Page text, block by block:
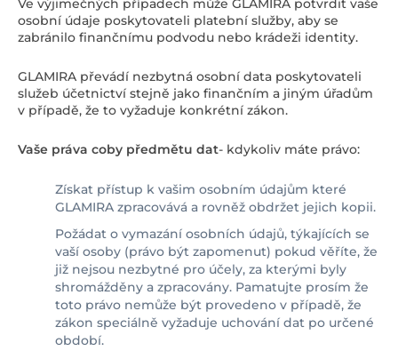
Ve výjimečných případech může GLAMIRA potvrdit vaše
osobní údaje poskytovateli platební služby, aby se
zabránilo finančnímu podvodu nebo krádeži identity.
GLAMIRA převádí nezbytná osobní data poskytovateli
služeb účetnictví stejně jako finančním a jiným úřadům
v případě, že to vyžaduje konkrétní zákon.
Vaše práva coby předmětu dat- kdykoliv máte právo:
Získat přístup k vašim osobním údajům které
GLAMIRA zpracovává a rovněž obdržet jejich kopii.
Požádat o vymazání osobních údajů, týkajících se
vaší osoby (právo být zapomenut) pokud věříte, že
již nejsou nezbytné pro účely, za kterými byly
shromážděny a zpracovány. Pamatujte prosím že
toto právo nemůže být provedeno v případě, že
zákon speciálně vyžaduje uchování dat po určené
období.